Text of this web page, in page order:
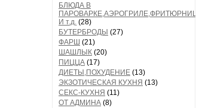
БЛЮДА В
ПАРОВАРКЕ,АЭРОГРИЛЕ,ФРИТЮРНИЦЕ
И т.д. (28)
БУТЕРБРОДЫ (27)
ФАРШ (21)
ШАШЛЫК (20)
ПИЦЦА (17)
ДИЕТЫ,ПОХУДЕНИЕ (13)
ЭКЗОТИЧЕСКАЯ КУХНЯ (13)
СЕКС-КУХНЯ (11)
ОТ АДМИНА (8)